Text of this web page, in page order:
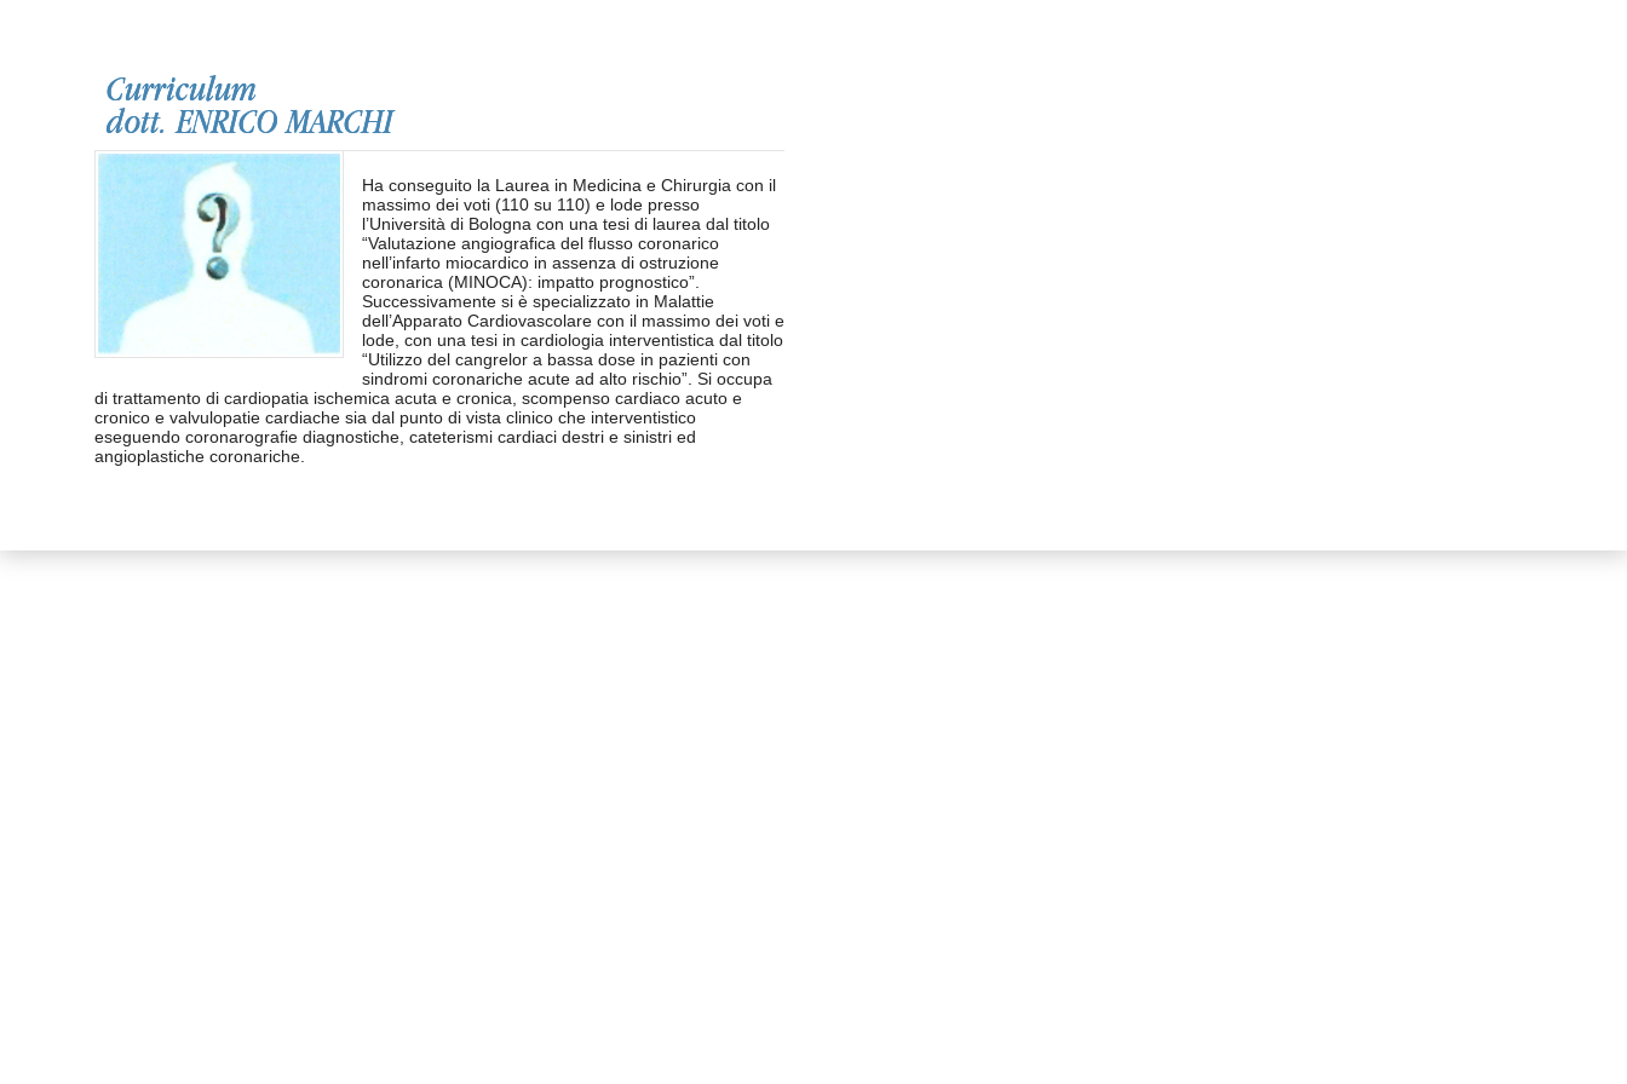
Curriculum
dott. ENRICO MARCHI
Ha conseguito la Laurea in Medicina e Chirurgia con il
massimo dei voti (110 su 110) e lode presso
l’Università di Bologna con una tesi di laurea dal titolo
“Valutazione angiografica del flusso coronarico
nell’infarto miocardico in assenza di ostruzione
coronarica (MINOCA): impatto prognostico”.
Successivamente si è specializzato in Malattie
dell’Apparato Cardiovascolare con il massimo dei voti e
lode, con una tesi in cardiologia interventistica dal titolo
“Utilizzo del cangrelor a bassa dose in pazienti con
sindromi coronariche acute ad alto rischio”. Si occupa
di trattamento di cardiopatia ischemica acuta e cronica, scompenso cardiaco acuto e
cronico e valvulopatie cardiache sia dal punto di vista clinico che interventistico
eseguendo coronarografie diagnostiche, cateterismi cardiaci destri e sinistri ed
angioplastiche coronariche.